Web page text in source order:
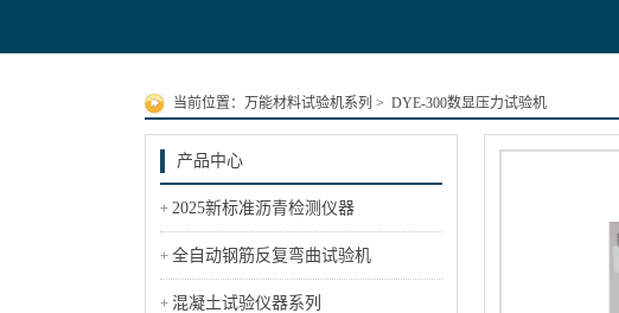
当前位置： 万能材料试验机系列 > DYE-300数显压力试验机
产品中心
2025新标准沥青检测仪器
全自动钢筋反复弯曲试验机
混凝土试验仪器系列